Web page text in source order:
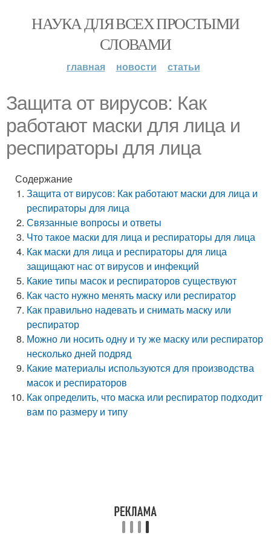
НАУКА ДЛЯ ВСЕХ ПРОСТЫМИ
СЛОВАМИ
главная новости статьи
Защита от вирусов: Как
работают маски для лица и
респираторы для лица
Содержание
Защита от вирусов: Как работают маски для лица и
респираторы для лица
Связанные вопросы и ответы
Что такое маски для лица и респираторы для лица
Как маски для лица и респираторы для лица
защищают нас от вирусов и инфекций
Какие типы масок и респираторов существуют
Как часто нужно менять маску или респиратор
Как правильно надевать и снимать маску или
респиратор
Можно ли носить одну и ту же маску или респиратор
несколько дней подряд
Какие материалы используются для производства
масок и респираторов
Как определить, что маска или респиратор подходит
вам по размеру и типу